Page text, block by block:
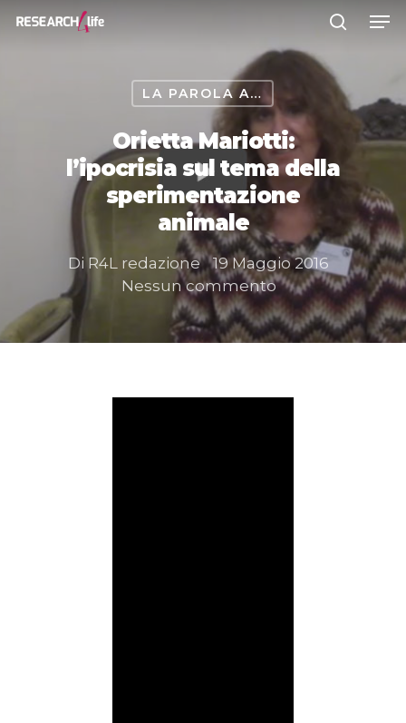
Premere INVIO per cercare o ESC
LA PAROLA A…
Orietta Mariotti:
l’ipocrisia sul tema della
sperimentazione
animale
Di R4L redazione
19 Maggio 2016
Nessun commento